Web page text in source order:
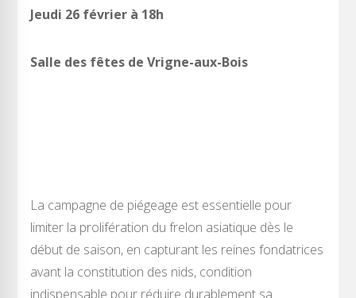
Jeudi 26 février à 18h
Salle des fêtes de Vrigne-aux-Bois
La campagne de piégeage est essentielle pour
limiter la prolifération du frelon asiatique dès le
début de saison, en capturant les reines fondatrices
avant la constitution des nids, condition
indispensable pour réduire durablement sa